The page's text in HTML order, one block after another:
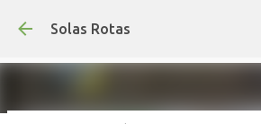
Avançar para o conteúdo
Solas Rotas